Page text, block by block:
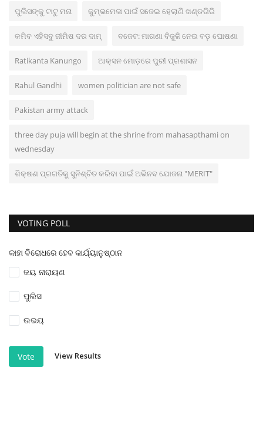
ପୁଲିସଙ୍କୁ ଟାଟୁ ମନା କୁମ୍ଭମେଳା ପାଇଁ ସଜେଇ ହେଲାଣି ଖଣ୍ଡଗିରି
କମିବ ଏହିସବୁ ଜୀମିଷ ଦର ଦାମ୍ ବଜେଟ: ମାଗଣା ବିଜୁଳି ନେଇ ବଡ଼ ଘୋଷଣା
Ratikanta Kanungo ଆକ୍ସନ ମୋଡ଼ରେ ପୁରୀ ପ୍ରଶାସନ
Rahul Gandhi women politician are not safe
Pakistan army attack
three day puja will begin at the shrine from mahasapthami on
wednesday
ଶିକ୍ଷଣ ପ୍ରଗତିକୁ ସୁନିଶ୍ଚିତ କରିବା ପାଇଁ ଅଭିନବ ଯୋଜନା "MERIT"
VOTING POLL
କାହା ବିରୋଧରେ ହେବ କାର୍ଯ୍ୟାନୁଷ୍ଠାନ
ଜୟ ନାରାୟଣ
ପୁଲିସ
ଉଭୟ
Vote View Results